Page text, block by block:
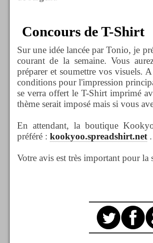
Concours de T-Shirt
Sur une idée lancée par Tonio, je
courant de la semaine. Vous
préparer et soumettre vos visuels.
conditions pour l'impression
se verra offert le T-Shirt imprimé
thème serait imposé mais si vous
En attendant, la boutique
préféré : kookyoo.spreadshirt.net.
Votre avis est très important pour